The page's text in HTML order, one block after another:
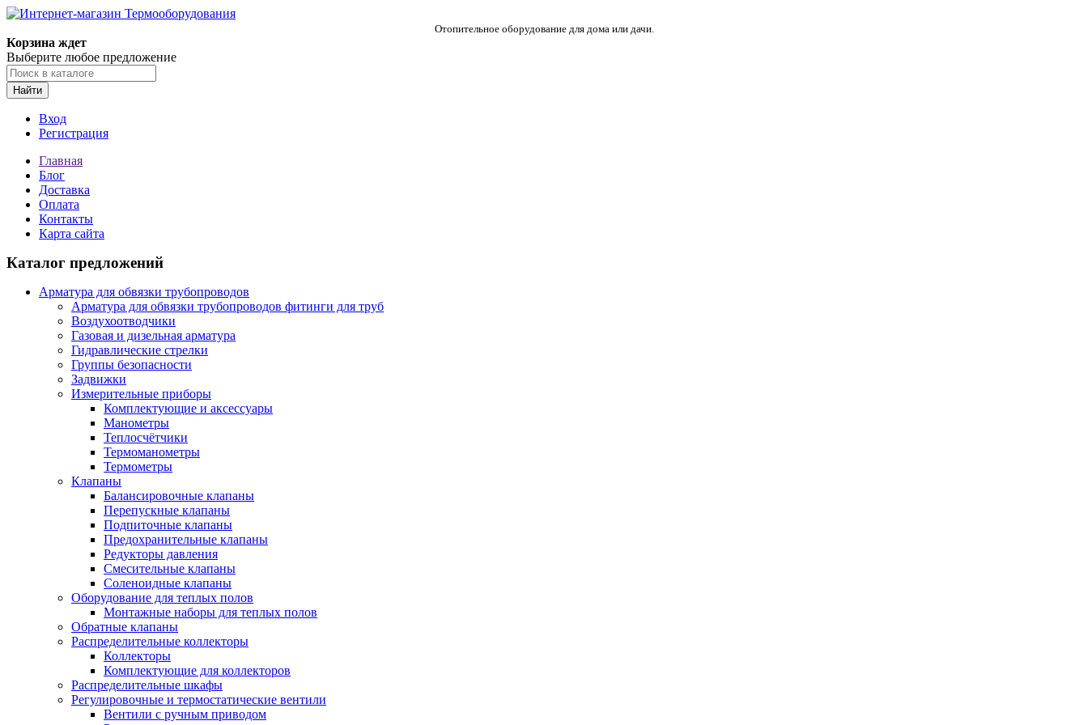
Отопительное оборудование для дома или дачи.
Корзина ждет
Выберите любое предложение
Найти
Вход
Регистрация
Главная
Блог
Доставка
Оплата
Контакты
Карта сайта
Каталог предложений
Арматура для обвязки трубопроводов
Арматура для обвязки трубопроводов фитинги для труб
Воздухоотводчики
Газовая и дизельная арматура
Гидравлические стрелки
Группы безопасности
Задвижки
Измерительные приборы
Комплектующие и аксессуары
Манометры
Теплосчётчики
Термоманометры
Термометры
Клапаны
Балансировочные клапаны
Перепускные клапаны
Подпиточные клапаны
Предохранительные клапаны
Редукторы давления
Смесительные клапаны
Соленоидные клапаны
Оборудование для теплых полов
Монтажные наборы для теплых полов
Обратные клапаны
Распределительные коллекторы
Коллекторы
Комплектующие для коллекторов
Распределительные шкафы
Регулировочные и термостатические вентили
Вентили с ручным приводом